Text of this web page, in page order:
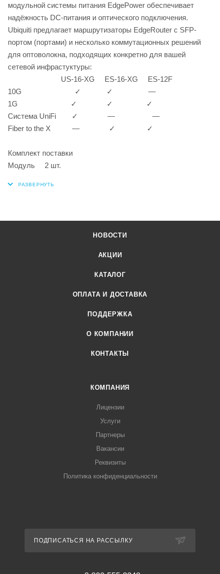
модульной системы питания EdgePower обеспечивает
надёжность DC-питания и оптического подключения.
Ubiquiti предлагает маршрутизаторы EdgeRouter c SFP-
портом (портами) и несколько коммутационных решений
для оптоволокна, подходящих конкретно для вашей
сетевой инфрастуктуры:
US-16-XG ES-16-XG ES-12F
10G ✓ ✓ —
1G ✓ ✓ ✓
Система UniFi ✓ — —
Fiber to the X — ✓ ✓
Комплект поставки
Модуль 2 шт.
НОВОСТИ
АКЦИИ
КАТАЛОГ
ОПЛАТА И ДОСТАВКА
ПОДДЕРЖКА
О КОМПАНИИ
КОНТАКТЫ
КОМПАНИЯ
Лицензии
Услуги
Партнеры
Вакансии
Реквизиты
Политика конфиденциальности
ПОДПИСАТЬСЯ НА РАССЫЛКУ